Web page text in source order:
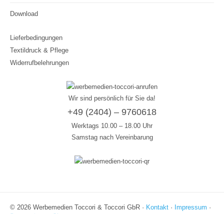
Download
Lieferbedingungen
Textildruck & Pflege
Widerrufbelehrungen
Wir sind persönlich für Sie da!
+49 (2404) – 9760618
Werktags 10.00 – 18.00 Uhr
Samstag nach Vereinbarung
© 2026 Werbemedien Toccori & Toccori GbR · Kontakt · Impressum ·